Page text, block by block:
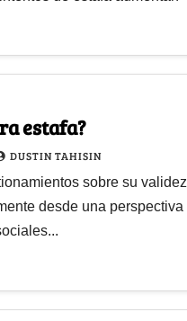
estafa?
DUSTIN TAHISIN
sobre su validez
desde una perspectiva